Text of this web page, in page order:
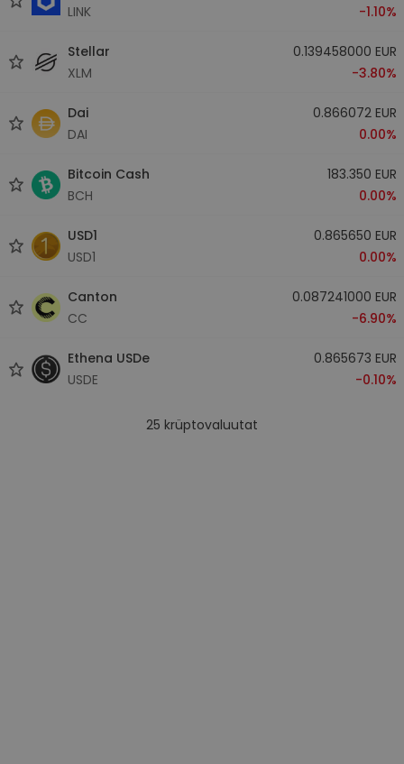
LINK
-1.10%
Stellar
XLM
0.139458000 EUR
-3.80%
Dai
DAI
0.866072 EUR
0.00%
Bitcoin Cash
BCH
183.350 EUR
0.00%
USD1
USD1
0.865650 EUR
0.00%
Canton
CC
0.087241000 EUR
-6.90%
Ethena USDe
USDE
0.865673 EUR
-0.10%
25 krüptovaluutat